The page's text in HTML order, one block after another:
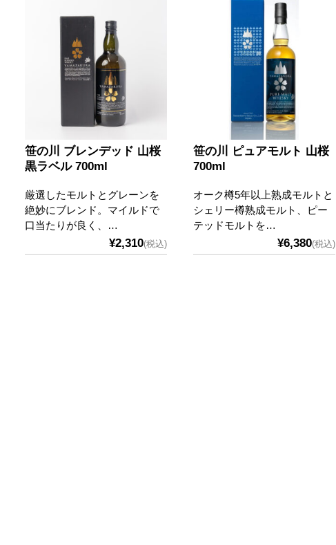
笹の川 ブレンデッド 山桜
黒ラベル 700ml
厳選したモルトとグレーンを
絶妙にブレンド。マイルドで
口当たりが良く、…
¥2,310(税込)
笹の川 ピュアモルト 山桜
700ml
オーク樽5年以上熟成モルトと
シェリー樽熟成モルト、ピー
テッドモルトを…
¥6,380(税込)